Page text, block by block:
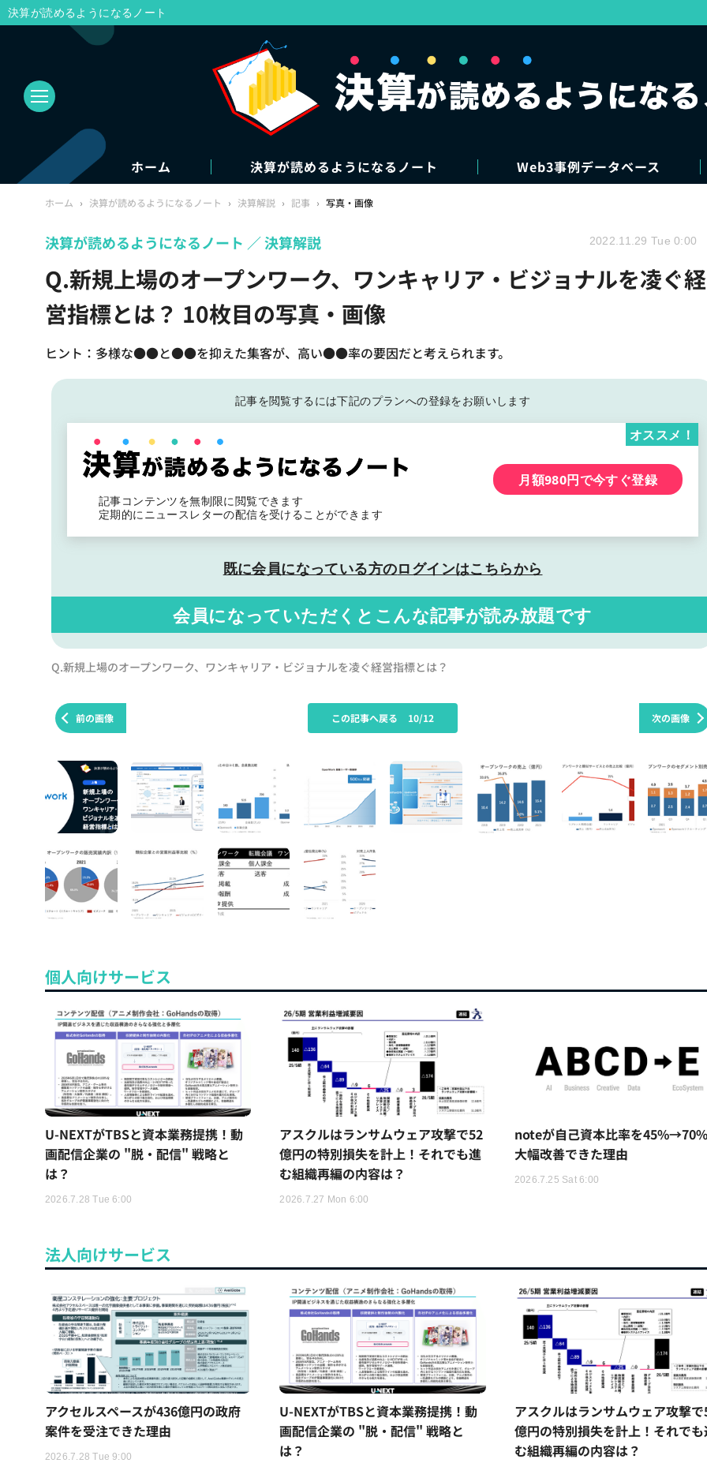
ホーム 決算が読めるようになるノート Web3事例データベース
ホーム › 決算が読めるようになるノート › 決算解説 › 記事 › 写真・画像
Q.新規上場のオープンワーク、ワンキャリア・ビジョナルを凌ぐ経
営指標とは？ 10枚目の写真・画像
ヒント：多様な●●と●●を抑えた集客が、高い●●率の要因だと考えられます。
決算が読めるようになるノート 決算解説 2022.11.29 Tue 0:00
記事を閲覧するには下記のプランへの登録をお願いします
記事コンテンツを無制限に閲覧できます
定期的にニュースレターの配信を受けることができます
オススメ！
月額980円で今すぐ登録
既に会員になっている方のログインはこちらから
会員になっていただくと こんな記事が読み放題です
Q.新規上場のオープンワーク、ワンキャリア・ビジョナルを凌ぐ経営指標とは？
前の画像 次の画像
この記事へ戻る 10/12
個人向けサービス
U-NEXTがTBSと資本業務提携！動
画配信企業の "脱・配信" 戦略と
は？
2026.7.28 Tue 6:00
アスクルはランサムウェア攻撃で52
億円の特別損失を計上！それでも進
む組織再編の内容は？
2026.7.27 Mon 6:00
noteが自己資本比率を
大幅改善できた理由
2026.7.25 Sat 6:00
法人向けサービス
アクセルスペースが436億円の政府
案件を受注できた理由
2026.7.28 Tue 9:00
U-NEXTがTBSと資本業務提携！動
画配信企業の "脱・配信" 戦略と
は？
アスクルはランサムウェア攻撃
億円の特別損失を計上！それでも
む組織再編の内容は？
決算が読めるようになるノート